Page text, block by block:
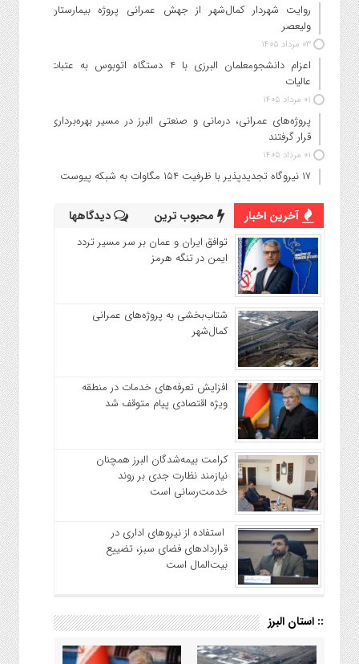
روایت شهردار کمال‌شهر از جهش عمرانی پروژه بیمارستان
ولیعصر
۰۳ مرداد ۱۴۰۵
اعزام دانشجو‌معلمان البرزی با ۴ دستگاه اتوبوس به عتبات
عالیات
۰۱ مرداد ۱۴۰۵
پروژه‌های عمرانی، درمانی و صنعتی البرز در مسیر بهره‌برداری
قرار گرفتند
۰۱ مرداد ۱۴۰۵
۱۷ نیروگاه تجدیدپذیر با ظرفیت ۱۵۴ مگاوات به شبکه پیوست
آخرین اخبار محبوب ترین دیدگاهها
توافق ایران و عمان بر سر مسیر تردد
ایمن در تنگه هرمز
شتاب‌بخشی به پروژه‌های عمرانی
کمال‌شهر
افزایش تعرفه‌های خدمات در منطقه
ویژه اقتصادی پیام متوقف شد
کرامت بیمه‌شدگان البرز همچنان
نیازمند نظارت جدی بر روند
خدمت‌رسانی است
استفاده از نیروهای اداری در
قراردادهای فضای سبز، تضییع
بیت‌المال است
:: استان البرز